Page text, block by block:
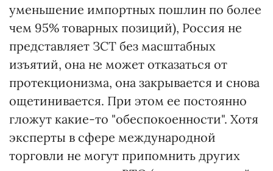
уменьшение импортных пошлин по более
чем 95% товарных позиций), Россия не
представляет ЗСТ без масштабных
изъятий, она не может отказаться от
протекционизма, она закрывается и снова
ощетинивается. При этом ее постоянно
гложут какие-то "обеспокоенности". Хотя
эксперты в сфере международной
торговли не могут припомнить других